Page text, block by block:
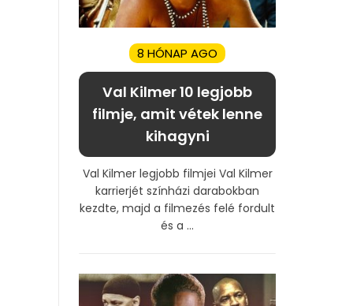
8 HÓNAP AGO
Val Kilmer 10 legjobb
filmje, amit vétek lenne
kihagyni
Val Kilmer legjobb filmjei Val Kilmer
karrierjét színházi darabokban
kezdte, majd a filmezés felé fordult
és a ...